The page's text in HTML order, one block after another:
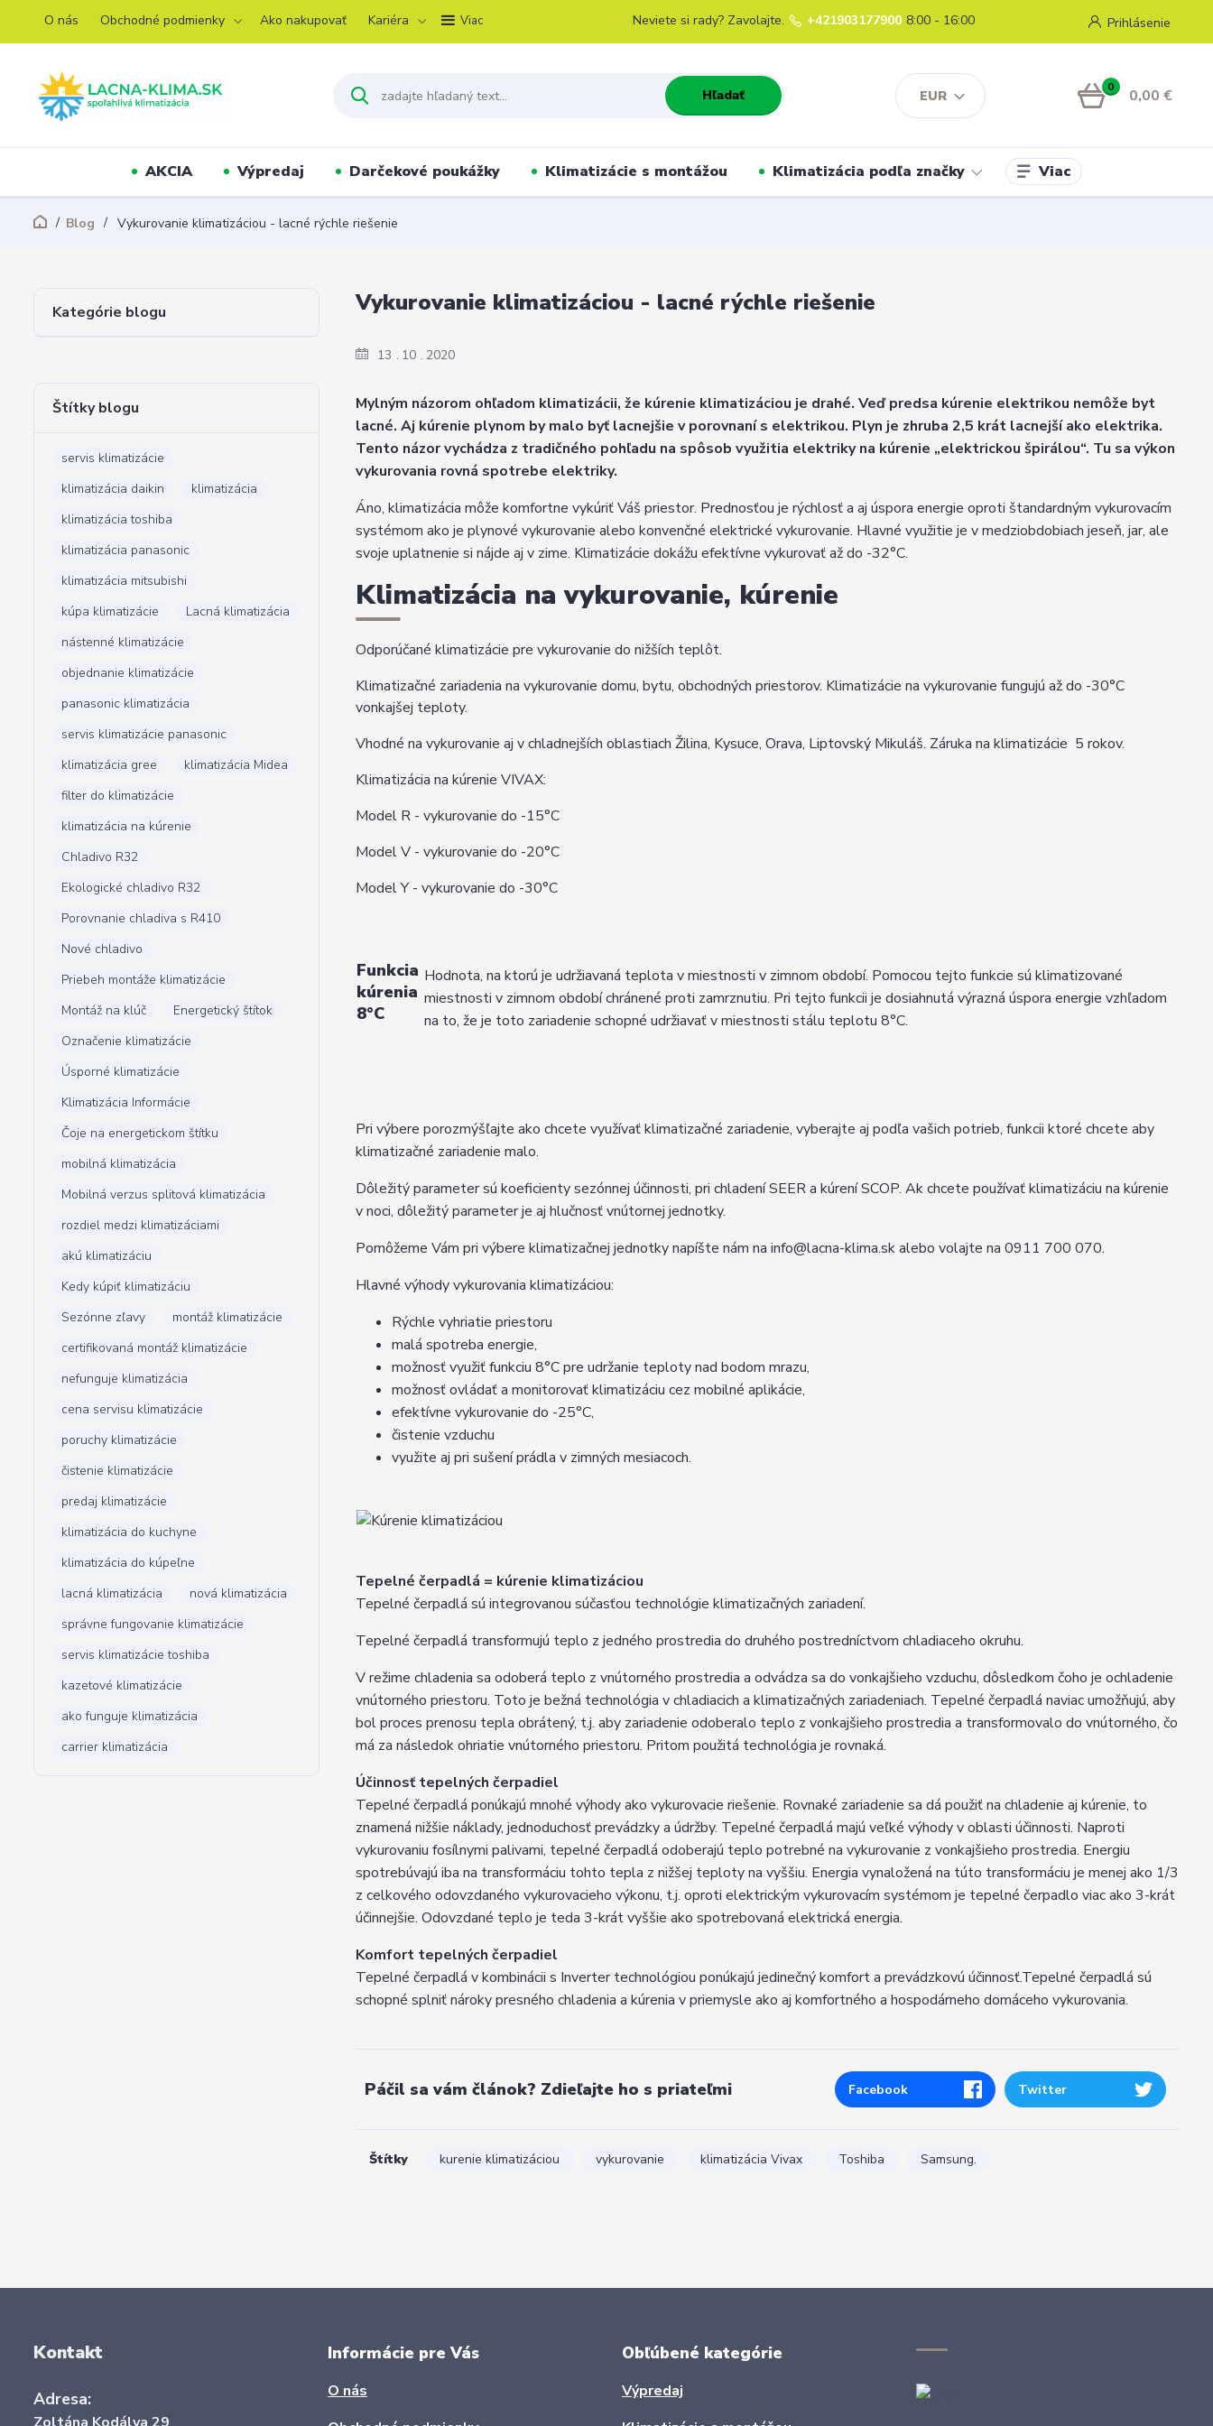
O nás Obchodné podmienky Ako nakupovať Kariéra Viac
EUR
Prihlásenie
Hľadať
Neviete si rady? Zavolajte. +421903177900 8:00 - 16:00
0 0,00 €
AKCIA Výpredaj Darčekové poukážky Klimatizácie s montážou Klimatizácia podľa značky Viac
Blog Vykurovanie klimatizáciou - lacné rýchle riešenie
Kategórie blogu
Štítky blogu
servis klimatizácie
klimatizácia daikin
klimatizácia
klimatizácia toshiba
klimatizácia panasonic
klimatizácia mitsubishi
kúpa klimatizácie
Lacná klimatizácia
nástenné klimatizácie
objednanie klimatizácie
panasonic klimatizácia
servis klimatizácie panasonic
klimatizácia gree
klimatizácia Midea
filter do klimatizácie
klimatizácia na kúrenie
Chladivo R32
Ekologické chladivo R32
Porovnanie chladiva s R410
Nové chladivo
Priebeh montáže klimatizácie
Montáž na klúč
Energetický štítok
Označenie klimatizácie
Úsporné klimatizácie
Klimatizácia Informácie
Čoje na energetickom štítku
mobilná klimatizácia
Mobilná verzus splitová klimatizácia
rozdiel medzi klimatizáciami
akú klimatizáciu
Kedy kúpiť klimatizáciu
Sezónne zľavy
montáž klimatizácie
certifikovaná montáž klimatizácie
nefunguje klimatizácia
cena servisu klimatizácie
poruchy klimatizácie
čistenie klimatizácie
predaj klimatizácie
klimatizácia do kuchyne
klimatizácia do kúpeľne
lacná klimatizácia
nová klimatizácia
správne fungovanie klimatizácie
servis klimatizácie toshiba
kazetové klimatizácie
ako funguje klimatizácia
carrier klimatizácia
13 10 2020
Vykurovanie klimatizáciou - lacné rýchle riešenie
Mylným názorom ohľadom klimatizácii, že kúrenie klimatizáciou je drahé. Veď predsa kúrenie elektrikou nemôže byt
lacné. Aj kúrenie plynom by malo byť lacnejšie v porovnaní s elektrikou. Plyn je zhruba 2,5 krát lacnejší ako elektrika.
Tento názor vychádza z tradičného pohľadu na spôsob využitia elektriky na kúrenie „elektrickou špirálou“. Tu sa výkon
vykurovania rovná spotrebe elektriky.
Áno, klimatizácia môže komfortne vykúriť Váš priestor. Prednosťou je rýchlosť a aj úspora energie oproti štandardným vykurovacím
systémom ako je plynové vykurovanie alebo konvenčné elektrické vykurovanie. Hlavné využitie je v medziobdobiach jeseň, jar, ale
svoje uplatnenie si nájde aj v zime. Klimatizácie dokážu efektívne vykurovať až do -32°C.
Klimatizácia na vykurovanie, kúrenie
Odporúčané klimatizácie pre vykurovanie do nižších teplôt.
Klimatizačné zariadenia na vykurovanie domu, bytu, obchodných priestorov. Klimatizácie na vykurovanie fungujú až do -30°C
vonkajšej teploty.
Vhodné na vykurovanie aj v chladnejších oblastiach Žilina, Kysuce, Orava, Liptovský Mikuláš. Záruka na klimatizácie 5 rokov.
Klimatizácia na kúrenie VIVAX:
Model R - vykurovanie do -15°C
Model V - vykurovanie do -20°C
Model Y - vykurovanie do -30°C
Funkcia
kúrenia
8°C
Hodnota, na ktorú je udržiavaná teplota v miestnosti v zimnom období. Pomocou tejto funkcie sú klimatizované
miestnosti v zimnom období chránené proti zamrznutiu. Pri tejto funkcii je dosiahnutá výrazná úspora energie vzhľadom
na to, že je toto zariadenie schopné udržiavať v miestnosti stálu teplotu 8°C.
Pri výbere porozmýšľajte ako chcete využívať klimatizačné zariadenie, vyberajte aj podľa vašich potrieb, funkcii ktoré chcete aby
klimatizačné zariadenie malo.
Dôležitý parameter sú koeficienty sezónnej účinnosti, pri chladení SEER a kúrení SCOP. Ak chcete používať klimatizáciu na kúrenie
v noci, dôležitý parameter je aj hlučnosť vnútornej jednotky.
Pomôžeme Vám pri výbere klimatizačnej jednotky napíšte nám na info@lacna-klima.sk alebo volajte na 0911 700 070.
Hlavné výhody vykurovania klimatizáciou:
Rýchle vyhriatie priestoru
malá spotreba energie,
možnosť využiť funkciu 8°C pre udržanie teploty nad bodom mrazu,
možnosť ovládať a monitorovať klimatizáciu cez mobilné aplikácie,
efektívne vykurovanie do -25°C,
čistenie vzduchu
využite aj pri sušení prádla v zimných mesiacoch.
Tepelné čerpadlá = kúrenie klimatizáciou
Tepelné čerpadlá sú integrovanou súčasťou technológie klimatizačných zariadení.
Tepelné čerpadlá transformujú teplo z jedného prostredia do druhého postredníctvom chladiaceho okruhu.
V režime chladenia sa odoberá teplo z vnútorného prostredia a odvádza sa do vonkajšieho vzduchu, dôsledkom čoho je ochladenie
vnútorného priestoru. Toto je bežná technológia v chladiacich a klimatizačných zariadeniach. Tepelné čerpadlá naviac umožňujú, aby
bol proces prenosu tepla obrátený, t.j. aby zariadenie odoberalo teplo z vonkajšieho prostredia a transformovalo do vnútorného, čo
má za následok ohriatie vnútorného priestoru. Pritom použitá technológia je rovnaká.
Účinnosť tepelných čerpadiel
Tepelné čerpadlá ponúkajú mnohé výhody ako vykurovacie riešenie. Rovnaké zariadenie sa dá použiť na chladenie aj kúrenie, to
znamená nižšie náklady, jednoduchosť prevádzky a údržby. Tepelné čerpadlá majú veľké výhody v oblasti účinnosti. Naproti
vykurovaniu fosílnymi palivami, tepelné čerpadlá odoberajú teplo potrebné na vykurovanie z vonkajšieho prostredia. Energiu
spotrebúvajú iba na transformáciu tohto tepla z nižšej teploty na vyššiu. Energia vynaložená na túto transformáciu je menej ako 1/3
z celkového odovzdaného vykurovacieho výkonu, t.j. oproti elektrickým vykurovacím systémom je tepelné čerpadlo viac ako 3-krát
účinnejšie. Odovzdané teplo je teda 3-krát vyššie ako spotrebovaná elektrická energia.
Komfort tepelných čerpadiel
Tepelné čerpadlá v kombinácii s Inverter technológiou ponúkajú jedinečný komfort a prevádzkovú účinnosť.Tepelné čerpadlá sú
schopné splniť nároky presného chladenia a kúrenia v priemysle ako aj komfortného a hospodárneho domáceho vykurovania.
Páčil sa vám článok? Zdieľajte ho s priateľmi Facebook Twitter
Štítky kurenie klimatizáciou vykurovanie klimatizácia Vivax Toshiba Samsung.
Kontakt
Adresa:
Informácie pre Vás
O nás
Obľúbené kategórie
Výpredaj